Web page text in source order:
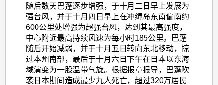
随后数天巴蓬逐步增强，于十月二日早上发展为
强台风，并于十月四日早上在冲绳岛东南偏南约
600公里处增强为超强台风，达到其最高强度，
中心附近最高持续风速为每小时185公里。巴蓬
随后开始减弱，并于十月五日转向东北移动，掠
过本州南部，最后于十月六日下午在日本以东海
域演变为一股温带气旋。根据报章报导，巴蓬吹
袭日本期间造成最少九人死亡，超过320万居民